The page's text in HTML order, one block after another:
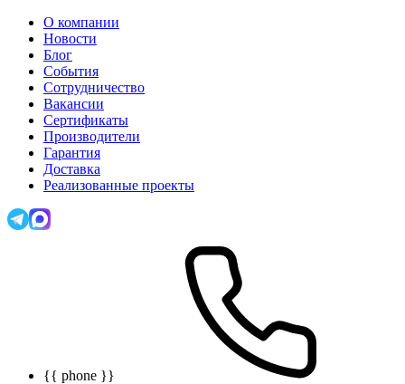
О компании
Новости
Блог
События
Сотрудничество
Вакансии
Сертификаты
Производители
Гарантия
Доставка
Реализованные проекты
{{ phone }}